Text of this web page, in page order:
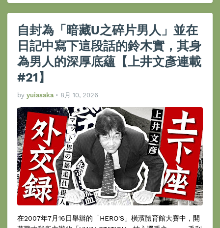
自封為「暗藏U之碎片男人」並在
日記中寫下這段話的鈴木實，其身
為男人的深厚底蘊【上井文彥連載
#21】
by yuiasaka • 8月 10, 2026
在2007年7月16日舉辦的「HERO'S」橫濱體育館大賽中，開